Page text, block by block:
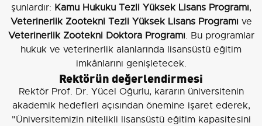
şunlardır: Kamu Hukuku Tezli Yüksek Lisans Programı,
Veterinerlik Zootekni Tezli Yüksek Lisans Programı ve
Veterinerlik Zootekni Doktora Programı. Bu programlar
hukuk ve veterinerlik alanlarında lisansüstü eğitim
imkânlarını genişletecek.
Rektörün değerlendirmesi
Rektör Prof. Dr. Yücel Oğurlu, kararın üniversitenin
akademik hedefleri açısından önemine işaret ederek,
"Üniversitemizin nitelikli lisansüstü eğitim kapasitesini